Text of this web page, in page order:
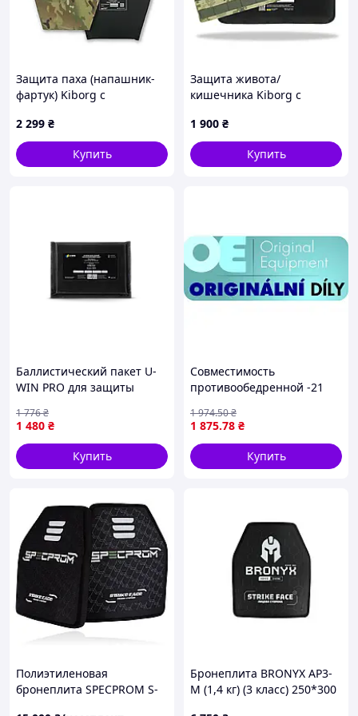
Защита паха (напашник-
фартук) Kiborg с
(Militex) 1 класс защиты
Multicam
2 299 ₴
Купить
Защита живота/
кишечника Kiborg с
класс Militex Пиксель
1 900 ₴
Купить
Баллистический пакет U-
WIN PRO для защиты
водонепроницаемый
чехол
1 480 ₴
1 776₴
Купить
Совместимость
противообедренной -21
1 875.78 ₴
1 974.50₴
Купить
Полиэтиленовая
бронеплита SPECPROM S-
Бронеплита BRONYX AP3-
M (1,4 кг) (3 класс) 250*300